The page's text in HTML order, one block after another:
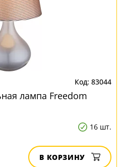
83044
лампа Freedom
16 шт.
В КОРЗИНУ